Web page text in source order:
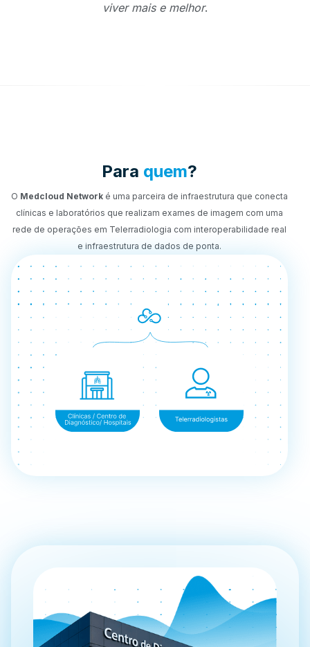
viver mais e melhor.
Para quem?
O Medcloud Network é uma parceira de infraestrutura que conecta
clínicas e laboratórios que realizam exames de imagem com uma
rede de operações em Telerradiologia com interoperabilidade real
e infraestrutura de dados de ponta.